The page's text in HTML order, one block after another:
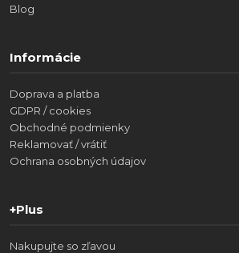
Blog
Informácie
Doprava a platba
GDPR / cookies
Obchodné podmienky
Reklamovať / vrátiť
Ochrana osobných údajov
+Plus
Nakupujte so zľavou